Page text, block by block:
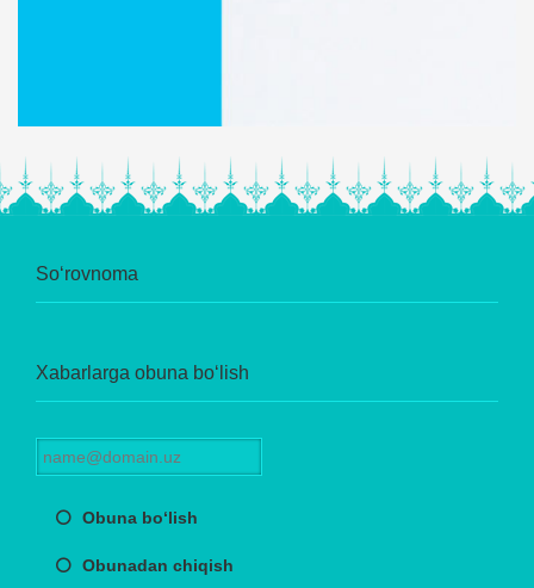
So‘rovnoma
Xabarlarga obuna bo‘lish
Obuna bo‘lish
Obunadan chiqish